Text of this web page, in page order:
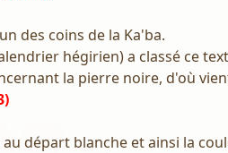
des coins de la Ka'ba.
hégirien) a classé ce
la pierre noire, d'où
départ blanche et ainsi la